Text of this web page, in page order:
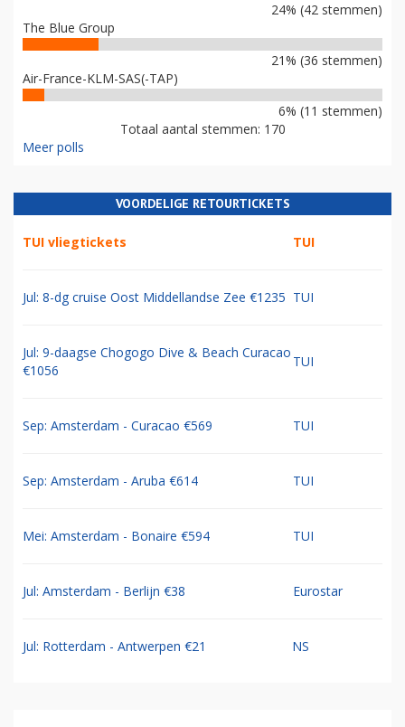
24% (42 stemmen)
The Blue Group
21% (36 stemmen)
Air-France-KLM-SAS(-TAP)
6% (11 stemmen)
Totaal aantal stemmen: 170
Meer polls
VOORDELIGE RETOURTICKETS
TUI vliegtickets TUI
Jul: 8-dg cruise Oost Middellandse Zee €1235 TUI
Jul: 9-daagse Chogogo Dive & Beach Curacao
€1056
TUI
Sep: Amsterdam - Curacao €569 TUI
Sep: Amsterdam - Aruba €614 TUI
Mei: Amsterdam - Bonaire €594 TUI
Jul: Amsterdam - Berlijn €38 Eurostar
Jul: Rotterdam - Antwerpen €21 NS